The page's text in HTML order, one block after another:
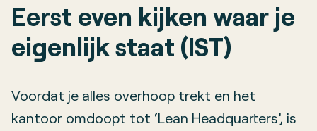
Eerst even kijken waar je
eigenlijk staat (IST)
Voordat je alles overhoop trekt en het
kantoor omdoopt tot ‘Lean Headquarters’, is